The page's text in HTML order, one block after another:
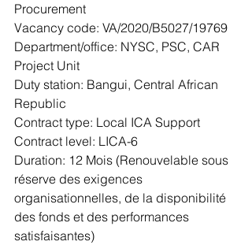
Procurement
Vacancy code: VA/2020/B5027/19769
Department/office: NYSC, PSC, CAR
Project Unit
Duty station: Bangui, Central African
Republic
Contract type: Local ICA Support
Contract level: LICA-6
Duration: 12 Mois (Renouvelable sous
réserve des exigences
organisationnelles, de la disponibilité
des fonds et des performances
satisfaisantes)